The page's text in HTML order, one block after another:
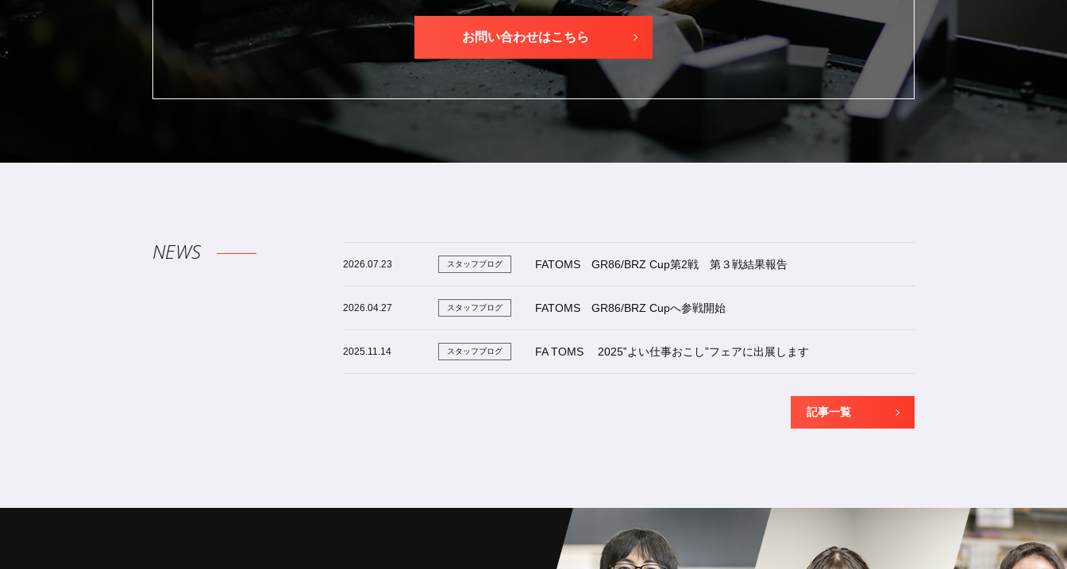
お問い合わせはこちら
NEWS 2026.07.23 スタッフブログ FATOMS GR86/BRZ Cup第2戦 第３戦結果報告
2026.04.27 スタッフブログ FATOMS GR86/BRZ Cupへ参戦開始
2025.11.14 スタッフブログ FA TOMS 2025‟よい仕事おこし”フェアに出展します
記事一覧